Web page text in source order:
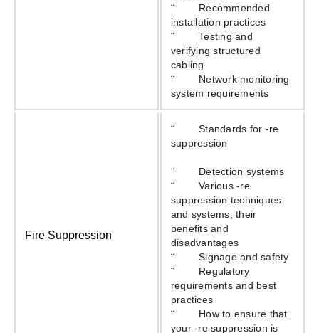
¨ Recommended
installation practices
¨ Testing and
verifying structured
cabling
¨ Network monitoring
system requirements
Fire Suppression
¨ Standards for ‑re
suppression
¨ Detection systems
¨ Various ‑re
suppression techniques
and systems, their
benefits and
disadvantages
¨ Signage and safety
¨ Regulatory
requirements and best
practices
¨ How to ensure that
your ‑re suppression is